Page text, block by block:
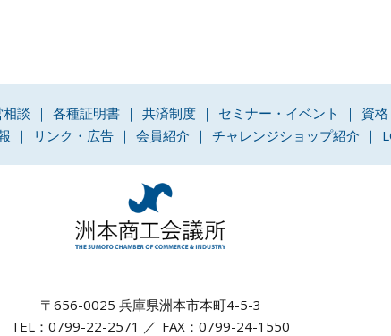
談 各種証明書 共済制度 セミナー・イベント 資
リンク・広告 会員紹介 チャレンジショップ紹介
〒656-0025 兵庫県洲本市本町4-5-3
TEL：0799-22-2571
FAX：0799-24-1550